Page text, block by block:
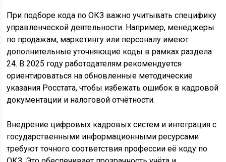
При подборе кода по ОКЗ важно учитывать специфику
управленческой деятельности. Например, менеджеры
по продажам, маркетингу или персоналу имеют
дополнительные уточняющие коды в рамках раздела
24. В 2025 году работодателям рекомендуется
ориентироваться на обновленные методические
указания Росстата, чтобы избежать ошибок в кадровой
документации и налоговой отчётности.
Внедрение цифровых кадровых систем и интеграция с
государственными информационными ресурсами
требуют точного соответствия профессии её коду по